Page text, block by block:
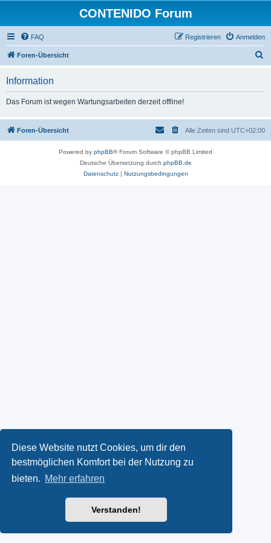
Diese Website nutzt Cookies, um dir den
bestmöglichen Komfort bei der Nutzung zu
bieten. Mehr erfahren
Verstanden!
CONTENIDO Forum
FAQ Anmelden
Registrieren
Foren-Übersicht
Information
Das Forum ist wegen Wartungsarbeiten derzeit offline!
Foren-Übersicht Alle Zeiten sind UTC+02:00
Powered by phpBB® Forum Software © phpBB Limited
Deutsche Übersetzung durch phpBB.de
Datenschutz| Nutzungsbedingungen